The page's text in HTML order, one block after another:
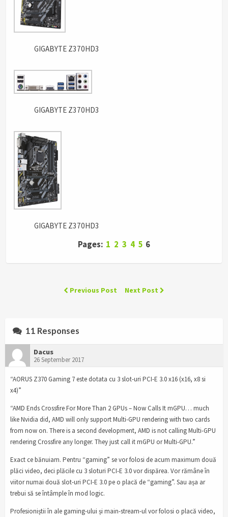
GIGABYTE Z370HD3
GIGABYTE Z370HD3
GIGABYTE Z370HD3
Pages: 1 2 3 4 5 6
Previous Post Next Post
11 Responses
Dacus
26 September 2017
“AORUS Z370 Gaming 7 este dotata cu 3 slot-uri PCI-E 3.0 x16 (x16, x8 si
x4)”
“AMD Ends Crossfire For More Than 2 GPUs – Now Calls It mGPU… much
like Nvidia did, AMD will only support Multi-GPU rendering with two cards
from now on. There is a second development, AMD is not calling Multi-GPU
rendering Crossfire any longer. They just call it mGPU or Multi-GPU.”
Exact ce bănuiam. Pentru “gaming” se vor folosi de acum maximum două
plăci video, deci plăcile cu 3 sloturi PCI-E 3.0 vor dispărea. Vor rămâne în
viitor numai două slot-uri PCI-E 3.0 pe o placă de “gaming”. Sau așa ar
trebui să se întâmple în mod logic.
Profesioniștii în ale gaming-ului și main-stream-ul vor folosi o placă video,